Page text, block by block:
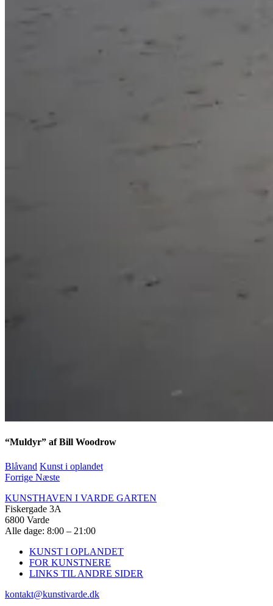
“Muldyr” af Bill Woodrow
Blåvand Kunst i oplandet
Forrige Næste
KUNSTHAVEN I VARDE GARTEN
Fiskergade 3A
6800 Varde
Alle dage: 8:00 – 21:00
KUNST I OPLANDET
FOR KUNSTNERE
LINKS TIL ANDRE SIDER
kontakt@kunstivarde.dk